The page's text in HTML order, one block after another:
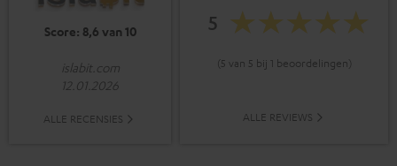
Score: 8,6 van 10
islabit.com
12.01.2026
ALLE RECENSIES
5
(5 van 5 bij 1 beoordelingen)
ALLE REVIEWS